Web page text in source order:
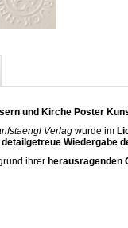
und Kirche Poster
Verlag wurde im
detailgetreue Wiedergabe
ihrer herausragenden